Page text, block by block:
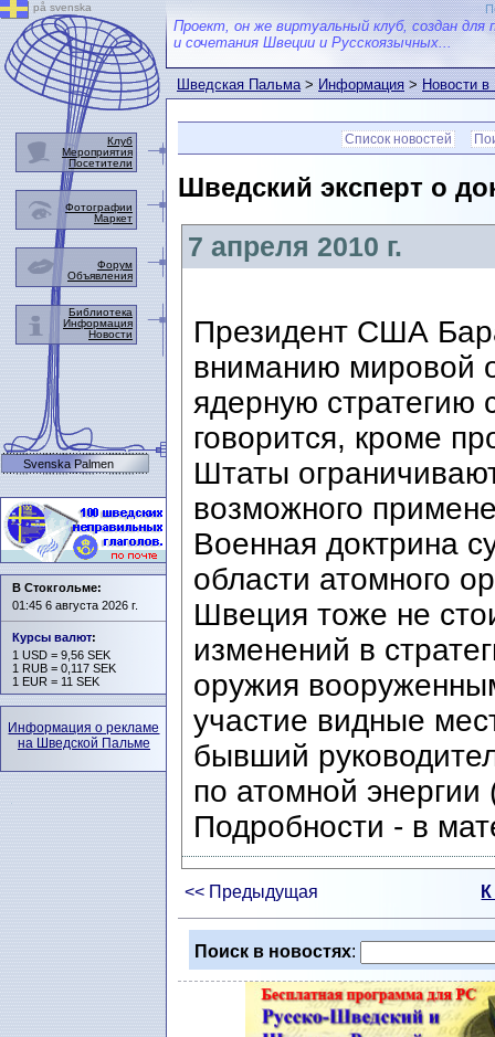
Проект, он же виртуальный клуб, создан для
и сочетания Швеции и Русскоязычных...
Шведская Пальма>Информация>Новости
Список новостей
Шведский эксперт о
7 апреля 2010 г.
Президент США
вниманию мировой
ядерную стратегию
говорится, кроме
Штаты
возможного
Военная доктрина
области атомного
Швеция тоже не
изменений в
оружия
участие видные
бывший
по атомной
Подробности - в
<< Предыдущая
Поиск в новостях:
på svenska
Клуб
Мероприятия
Посетители
Фотографии
Маркет
Форум
Объявления
Библиотека
Информация
Новости
Svenska Palmen
В Стокгольме:
01:45 6 августа 2026 г.
Курсы валют:
1 USD = 9,56 SEK
1 RUB = 0,117 SEK
1 EUR = 11 SEK
Информация о рекламе
на Шведской Пальме